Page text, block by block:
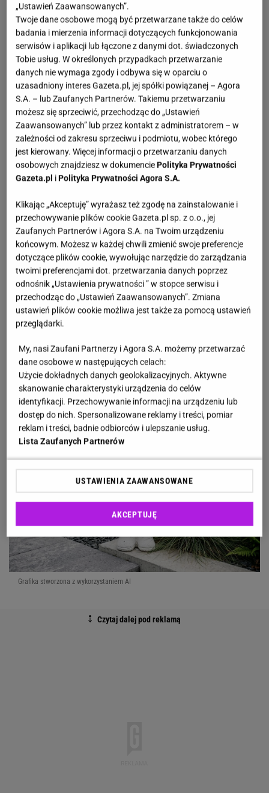
Zobacz wideoPrzesadzajcie, a urośniecie! Oto, jak
powinno się przesadzać rośliny doniczkowe!
ogrodu. Jedna farba wystarczy, aby całkowicie
zmienić jej wygląd
W wielu ogrodach można znaleźć gipsowe lub
ceramiczne krasnale, które z biegiem lat straciły
swój urok.Słońce wypala farbę, deszcz zostawia
ślady, a mróz powoduje drobne uszkodzenia.W
rezultacie ozdoba, która miała cieszyć oko, zaczyna
wyglądać nieco ponuro. Zamiast jednak się jej
pozbywać, coraz częściej zyskuje drugie życie.
Grafika stworzona z wykorzystaniem AI
„Ustawień Zaawansowanych”.
Twoje dane osobowe mogą być przetwarzane także do celów
badania i mierzenia informacji dotyczących funkcjonowania
serwisów i aplikacji lub łączone z danymi dot. świadczonych
Tobie usług. W określonych przypadkach przetwarzanie
danych nie wymaga zgody i odbywa się w oparciu o
uzasadniony interes Gazeta.pl, jej spółki powiązanej – Agora
S.A. – lub Zaufanych Partnerów. Takiemu przetwarzaniu
możesz się sprzeciwić, przechodząc do „Ustawień
Zaawansowanych” lub przez kontakt z administratorem – w
zależności od zakresu sprzeciwu i podmiotu, wobec którego
jest kierowany. Więcej informacji o przetwarzaniu danych
osobowych znajdziesz w dokumenciePolityka Prywatności
Gazeta.pl iPolityka Prywatności Agora S.A.
Klikając „Akceptuję” wyrażasz też zgodę na zainstalowanie i
przechowywanie plików cookie Gazeta.pl sp. z o.o., jej
Zaufanych Partnerów i Agora S.A. na Twoim urządzeniu
końcowym. Możesz w każdej chwili zmienić swoje preferencje
dotyczące plików cookie, wywołując narzędzie do zarządzania
twoimi preferencjami dot. przetwarzania danych poprzez
odnośnik „Ustawienia prywatności ” w stopce serwisu i
przechodząc do „Ustawień Zaawansowanych”. Zmiana
ustawień plików cookie możliwa jest także za pomocą ustawień
przeglądarki.
My, nasi Zaufani Partnerzy i Agora S.A. możemy przetwarzać
dane osobowe w następujących celach:
Użycie dokładnych danych geolokalizacyjnych. Aktywne
skanowanie charakterystyki urządzenia do celów
identyfikacji. Przechowywanie informacji na urządzeniu lub
dostęp do nich. Spersonalizowane reklamy i treści, pomiar
reklam i treści, badnie odbiorców i ulepszanie usług.
Lista Zaufanych Partnerów
USTAWIENIA ZAAWANSOWANE
AKCEPTUJĘ